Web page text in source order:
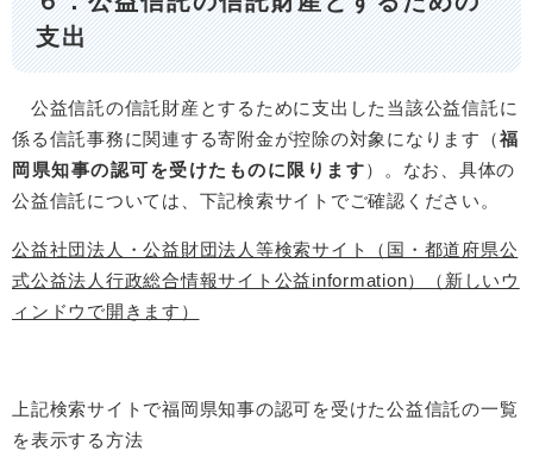
支出
公益信託の信託財産とするために支出した当該公益信託に
係る信託事務に関連する寄附金が控除の対象になります（福
岡県知事の認可を受けたものに限ります）。なお、具体の
公益信託については、下記検索サイトでご確認ください。
公益社団法人・公益財団法人等検索サイト（国・都道府県公
式公益法人行政総合情報サイト公益information）（新しいウ
ィンドウで開きます）
上記検索サイトで福岡県知事の認可を受けた公益信託の一覧
を表示する方法